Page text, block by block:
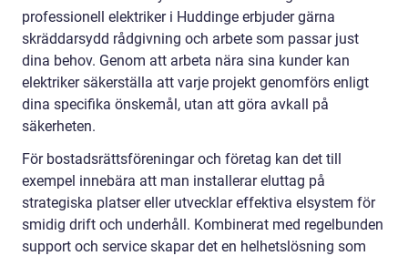
professionell elektriker i Huddinge erbjuder gärna
skräddarsydd rådgivning och arbete som passar just
dina behov. Genom att arbeta nära sina kunder kan
elektriker säkerställa att varje projekt genomförs enligt
dina specifika önskemål, utan att göra avkall på
säkerheten.
För bostadsrättsföreningar och företag kan det till
exempel innebära att man installerar eluttag på
strategiska platser eller utvecklar effektiva elsystem för
smidig drift och underhåll. Kombinerat med regelbunden
support och service skapar det en helhetslösning som